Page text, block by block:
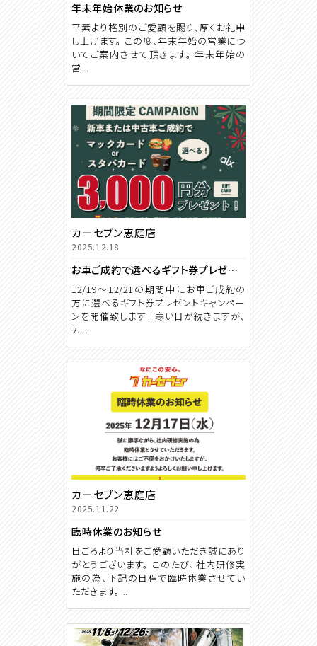
年末年始休業のお知らせ
平素より格別のご愛顧を賜り、厚くお礼申
し上げます。 この度、年末年始の営業につ
いてご案内させて頂きます。 年末年始の
営...
カーセブン恵庭店
2025.12.18
お車ご成約で選べるギフト券プレゼントキャンペーン！！
12/19～12/21の期間中にお車ご成約の
方に選べるギフト券プレゼントキャンペー
ンを開催致します！ 寒い日が続きますが、
カ...
カーセブン恵庭店
2025.11.22
臨時休業のお知らせ
日ごろより当社をご愛顧いただき誠にあり
がとうございます。 このたび、社内研修実
施の為、下記の日程で臨時休業させてい
ただきます。 ...